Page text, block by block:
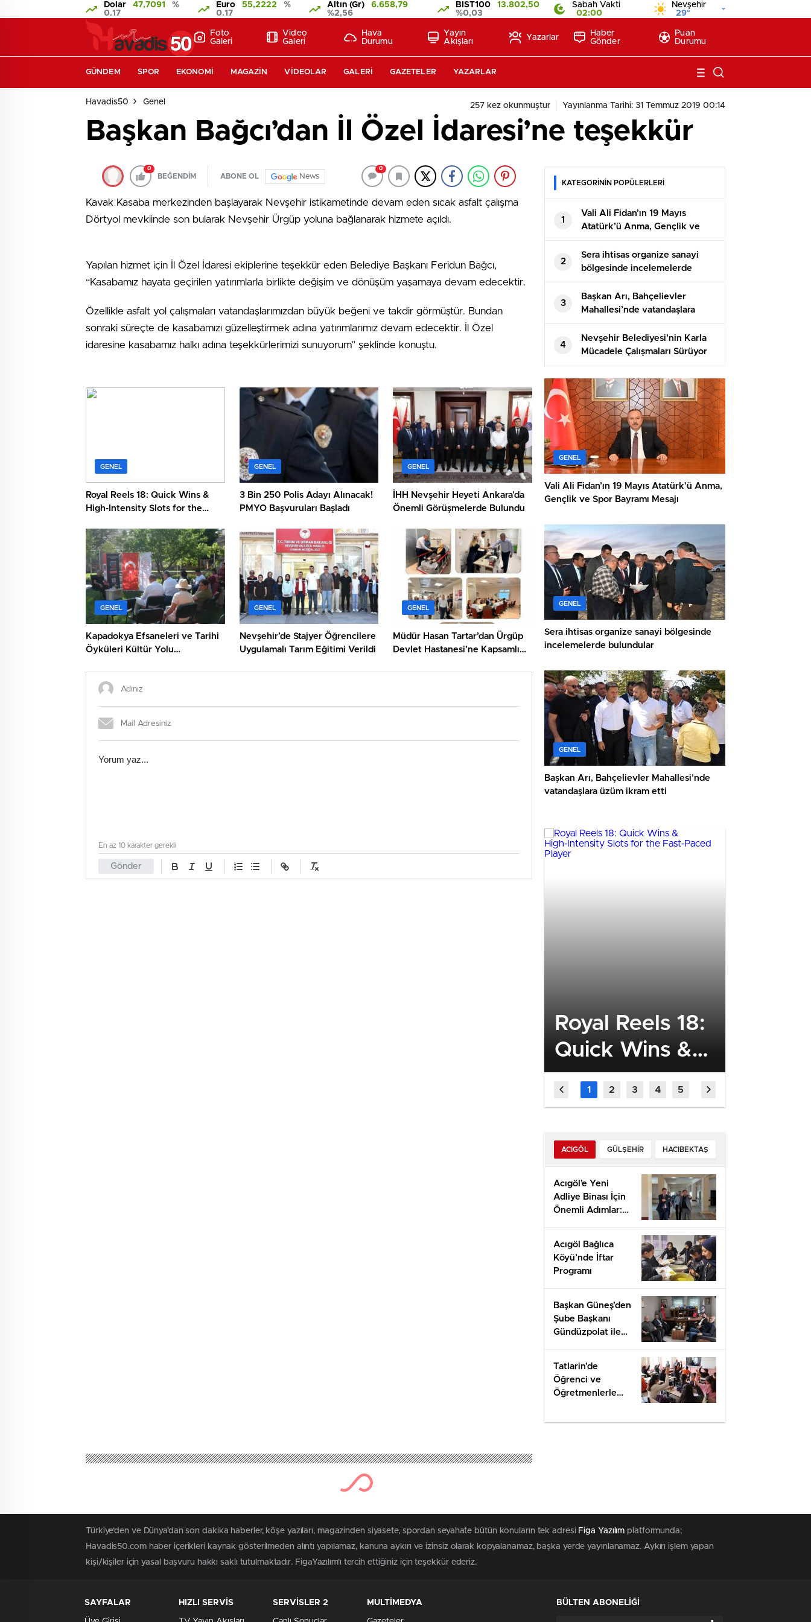
Dolar 47,7091
%
0.17
Euro 55,2222
%
0.17
Altın (Gr)
6.658,79
%2,56
BIST100
13.802,50
%0,03
Sabah Vakti
02:00
Nevşehir
29°
Foto
Galeri
Video
Galeri
Hava
Durumu
Yayın
Akışları
Yazarlar
Haber
Gönder
Puan
Durumu
GÜNDEM SPOR EKONOMI MAGAZIN VIDEOLAR GALERI GAZETELER YAZARLAR
Havadis50 Genel 257 kez okunmuştur Yayınlanma Tarihi: 31 Temmuz 2019 00:14
Başkan Bağcı’dan İl Özel İdaresi’ne teşekkür
0
BEĞENDİM ABONE OL News
0
Kavak Kasaba merkezinden başlayarak Nevşehir istikametinde devam eden sıcak asfalt çalışma
Dörtyol mevkiinde son bularak Nevşehir Ürgüp yoluna bağlanarak hizmete açıldı.
Yapılan hizmet için İl Özel İdaresi ekiplerine teşekkür eden Belediye Başkanı Feridun Bağcı,
“Kasabamız hayata geçirilen yatırımlarla birlikte değişim ve dönüşüm yaşamaya devam edecektir.
Özellikle asfalt yol çalışmaları vatandaşlarımızdan büyük beğeni ve takdir görmüştür. Bundan
sonraki süreçte de kasabamızı güzelleştirmek adına yatırımlarımız devam edecektir. İl Özel
idaresine kasabamız halkı adına teşekkürlerimizi sunuyorum” şeklinde konuştu.
GENEL
Royal Reels 18: Quick Wins &
High‑Intensity Slots for the
GENEL
3 Bin 250 Polis Adayı Alınacak!
PMYO Başvuruları Başladı
GENEL
İHH Nevşehir Heyeti Ankara’da
Önemli Görüşmelerde Bulundu
GENEL
Kapadokya Efsaneleri ve Tarihi
Öyküleri Kültür Yolu
GENEL
Nevşehir’de Stajyer Öğrencilere
Uygulamalı Tarım Eğitimi Verildi
GENEL
Müdür Hasan Tartar’dan Ürgüp
Devlet Hastanesi’ne Kapsamlı
Gönder
En az 10 karakter gerekli
KATEGORİNİN POPÜLERLERİ
1
Vali Ali Fidan’ın 19 Mayıs
Atatürk’ü Anma, Gençlik ve
Spor Bayramı Mesajı
2
Sera ihtisas organize sanayi
bölgesinde incelemelerde
bulundular
3
Başkan Arı, Bahçelievler
Mahallesi’nde vatandaşlara
üzüm ikram etti
4
Nevşehir Belediyesi’nin Karla
Mücadele Çalışmaları Sürüyor
GENEL
Vali Ali Fidan’ın 19 Mayıs Atatürk’ü Anma,
Gençlik ve Spor Bayramı Mesajı
GENEL
Sera ihtisas organize sanayi bölgesinde
incelemelerde bulundular
GENEL
Başkan Arı, Bahçelievler Mahallesi’nde
vatandaşlara üzüm ikram etti
Royal Reels 18:
Quick Wins &
High‑Intensity
Slots for the
Player
ACIGÖL GÜLŞEHIR HACIBEKTAŞ
Acıgöl’e Yeni
Adliye Binası İçin
Önemli Adımlar:
Değerlendirmesi
Acıgöl Bağlıca
Köyü’nde İftar
Programı
Başkan Güneş’den
Şube Başkanı
Gündüzpolat ile
Tatlarin’de
Öğrenci ve
Öğretmenlerle
Türkiye'den ve Dünya’dan son dakika haberler, köşe yazıları, magazinden siyasete, spordan seyahate bütün konuların tek adresi Figa Yazılım platformunda;
Havadis50.com haber içerikleri kaynak gösterilmeden alıntı yapılamaz, kanuna aykırı ve izinsiz olarak kopyalanamaz, başka yerde yayınlanamaz. Aykırı işlem yapan
kişi/kişiler için yasal başvuru hakkı saklı tutulmaktadır. FigaYazılım'ı tercih ettiğiniz için teşekkür ederiz.
SAYFALAR HIZLI SERVİS SERVİSLER 2 MULTİMEDYA BÜLTEN ABONELİĞİ